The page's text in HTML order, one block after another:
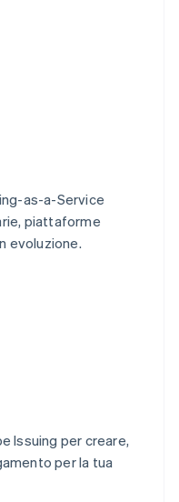
as-a-Service
piattaforme
evoluzione.
Issuing per creare,
per la tua